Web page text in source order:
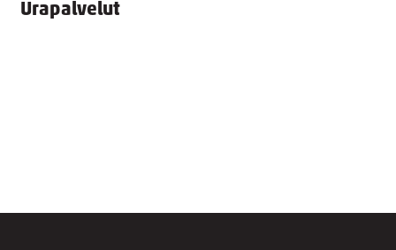
Urapalvelut